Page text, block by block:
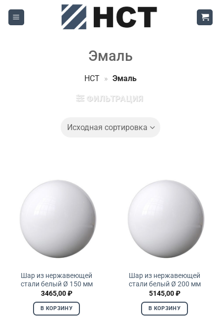
Эмаль
НСТ » Эмаль
ФИЛЬТРАЦИЯ
Шар из нержавеющей
стали белый Ø 150 мм
3465,00₽
В КОРЗИНУ
Шар из нержавеющей
стали белый Ø 200 мм
5145,00₽
В КОРЗИНУ